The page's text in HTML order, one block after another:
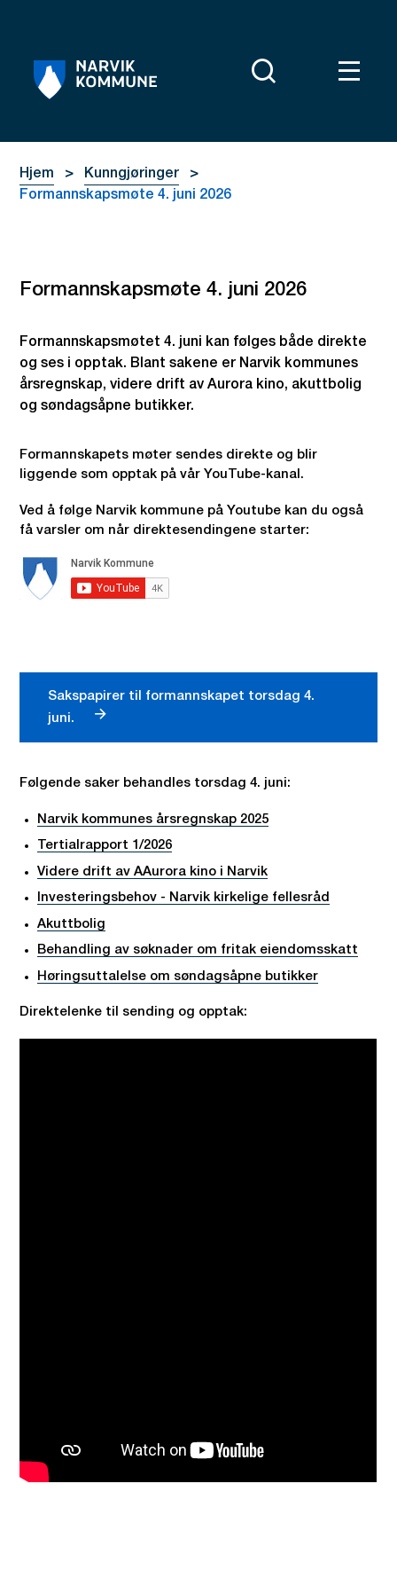
Du er her:
Hjem
Kunngjøringer
Formannskapsmøte 4. juni 2026
Formannskapsmøte 4. juni 2026
Formannskapsmøtet 4. juni kan følges både direkte
og ses i opptak. Blant sakene er Narvik kommunes
årsregnskap, videre drift av Aurora kino, akuttbolig
og søndagsåpne butikker.
Formannskapets møter sendes direkte og blir
liggende som opptak på vår YouTube-kanal.
Ved å følge Narvik kommune på Youtube kan du også
få varsler om når direktesendingene starter:
Sakspapirer til formannskapet torsdag 4.
juni.
Følgende saker behandles torsdag 4. juni:
Narvik kommunes årsregnskap 2025
Tertialrapport 1/2026
Videre drift av AAurora kino i Narvik
Investeringsbehov - Narvik kirkelige fellesråd
Akuttbolig
Behandling av søknader om fritak eiendomsskatt
Høringsuttalelse om søndagsåpne butikker
Direktelenke til sending og opptak: